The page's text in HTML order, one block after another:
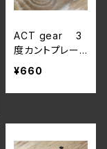
ACT gear 3
度カントプレー
ト"ポリカーボネ
¥660